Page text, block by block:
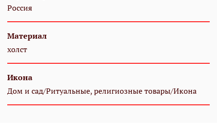
Россия
Материал
холст
Икона
Дом и сад/Ритуальные, религиозные товары/Икона